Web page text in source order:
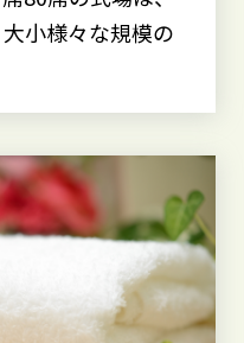
小様々な規模の